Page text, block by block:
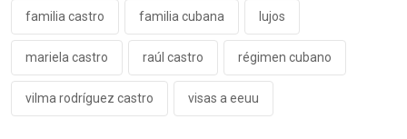
familia castro familia cubana lujos
mariela castro raúl castro régimen cubano
vilma rodríguez castro visas a eeuu